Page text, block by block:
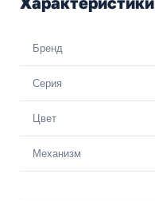
Бренд
Серия
Цвет
Механизм